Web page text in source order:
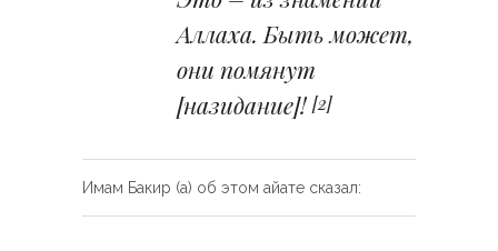
Аллаха. Быть может,
они помянут
[назидание]![2]
Имам Бакир (а) об этом айате сказал: